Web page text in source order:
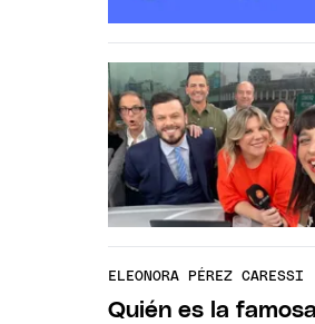
ELEONORA PÉREZ CARESSI
Quién es la